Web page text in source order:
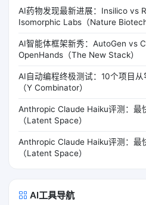
AI药物发现最新进展：Insilico vs
Isomorphic Labs（Nature Biotech
AI智能体框架新秀：AutoGen vs
OpenHands（The New Stack）
AI自动编程终极测试：10个项目
（Y Combinator）
Anthropic Claude Haiku评测：最
（Latent Space）
Anthropic Claude Haiku评测：最
（Latent Space）
AI工具导航